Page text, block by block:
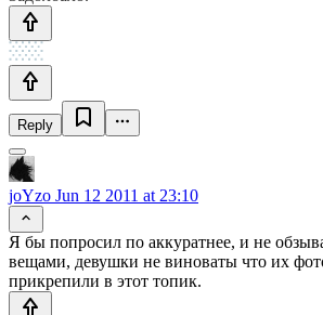
Reply
joYzo Jun 12 2011 at 23:10
Я бы попросил по аккуратнее, и не
вещами, девушки не виноваты что их
прикрепили в этот топик.